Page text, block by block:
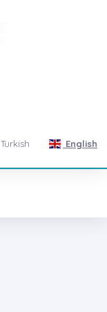
Turkish English